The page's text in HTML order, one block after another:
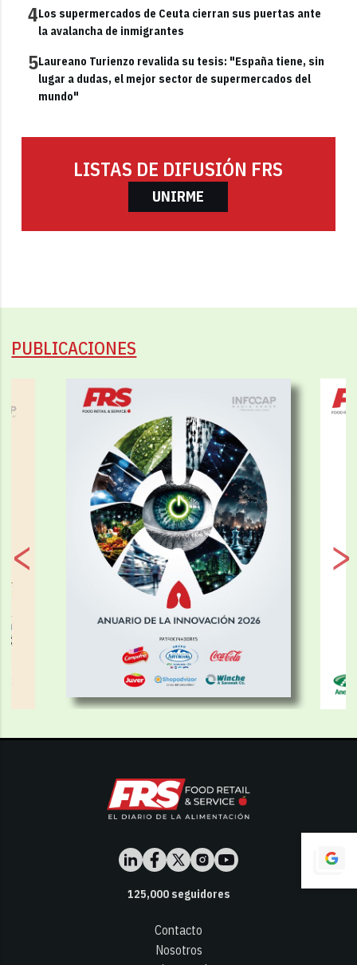
4Los supermercados de Ceuta cierran sus puertas ante
la avalancha de inmigrantes
5Laureano Turienzo revalida su tesis: "España tiene, sin
lugar a dudas, el mejor sector de supermercados del
mundo"
LISTAS DE DIFUSIÓN FRS
UNIRME
PUBLICACIONES
125,000seguidores
Contacto
Nosotros